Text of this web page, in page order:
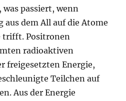
passiert, wenn
aus dem All auf die Atome
trifft. Positronen
radioaktiven
freigesetzten Energie,
Teilchen auf
Aus der Energie